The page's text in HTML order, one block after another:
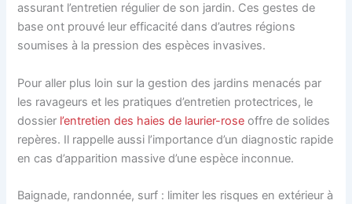
assurant l’entretien régulier de son jardin. Ces gestes de
base ont prouvé leur efficacité dans d’autres régions
soumises à la pression des espèces invasives.
Pour aller plus loin sur la gestion des jardins menacés par
les ravageurs et les pratiques d’entretien protectrices, le
dossier l’entretien des haies de laurier-rose offre de solides
repères. Il rappelle aussi l’importance d’un diagnostic rapide
en cas d’apparition massive d’une espèce inconnue.
Baignade, randonnée, surf : limiter les risques en extérieur à